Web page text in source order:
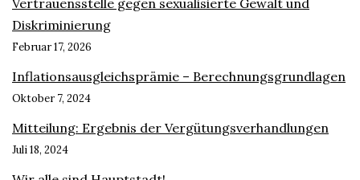
Vertrauensstelle gegen sexualisierte Gewalt und
Diskriminierung
Februar 17, 2026
Inflationsausgleichsprämie – Berechnungsgrundlagen
Oktober 7, 2024
Mitteilung: Ergebnis der Vergütungsverhandlungen
Juli 18, 2024